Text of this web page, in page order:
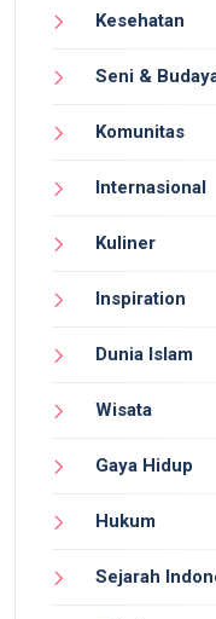
Kesehatan
Seni &
Komunitas
Internasional
Kuliner
Inspiration
Dunia Islam
Wisata
Gaya Hidup
Hukum
Sejarah